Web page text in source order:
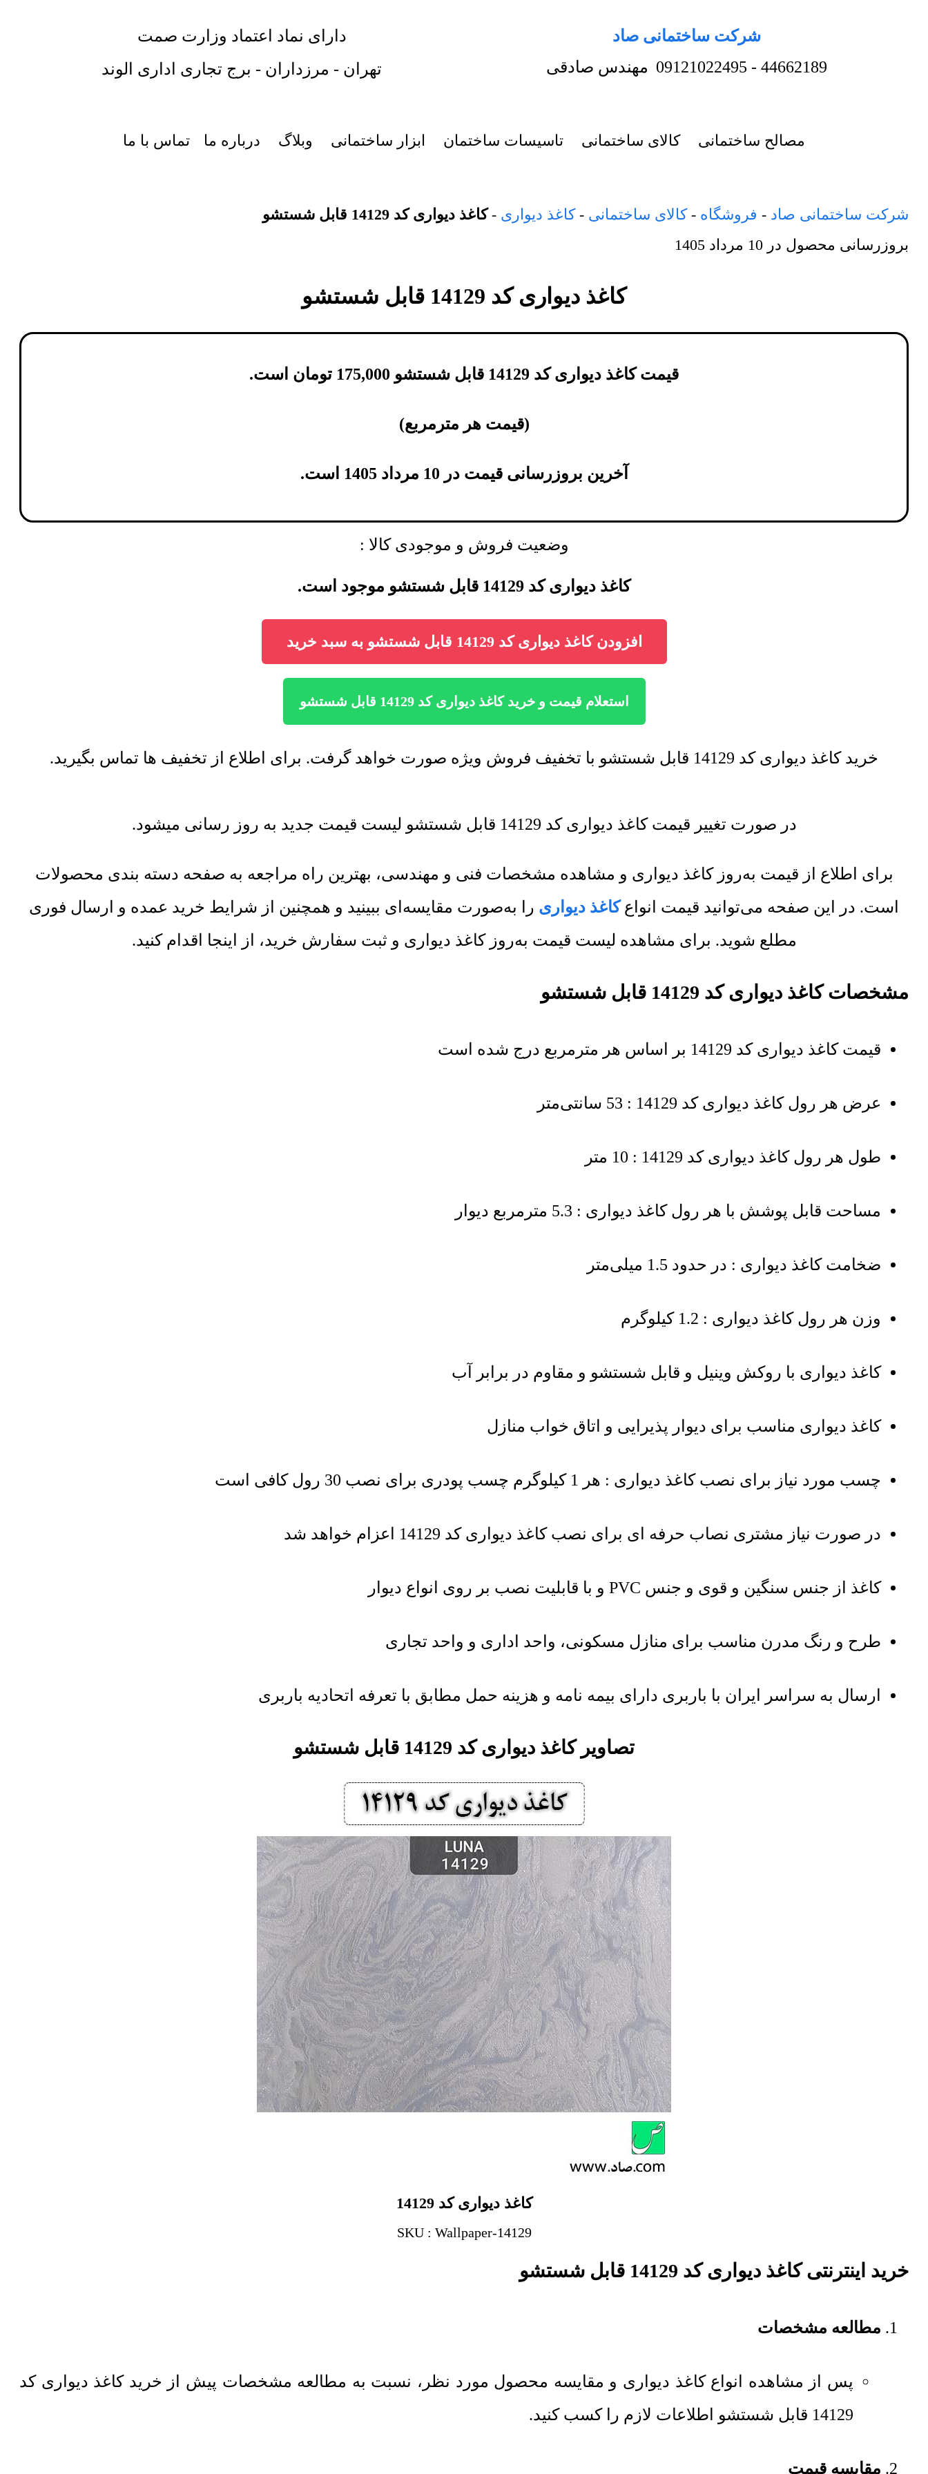
شرکت ساختمانی صاد
دارای نماد اعتماد وزارت صمت
44662189
-
09121022495 مهندس صادقی تهران - مرزداران - برج تجاری اداری الوند
مصالح ساختمانی کالای ساختمانی تاسیسات ساختمان ابزار ساختمانی وبلاگ درباره ما تماس با ما
شرکت ساختمانی صاد - فروشگاه -کالای ساختمانی -کاغذ دیواری -کاغذ دیواری کد 14129 قابل شستشو
بروزرسانی محصول در 10 مرداد 1405
کاغذ دیواری کد 14129 قابل شستشو
قیمت کاغذ دیواری کد 14129 قابل شستشو 175,000 تومان است.
(قیمت هر مترمربع)
آخرین بروزرسانی قیمت در 10 مرداد 1405 است.
وضعیت فروش و موجودی کالا :
کاغذ دیواری کد 14129 قابل شستشو موجود است.
افزودن کاغذ دیواری کد 14129 قابل شستشو به سبد خرید
استعلام قیمت و خرید کاغذ دیواری کد 14129 قابل شستشو
خرید کاغذ دیواری کد 14129 قابل شستشو با تخفیف فروش ویژه صورت خواهد گرفت. برای اطلاع از تخفیف ها تماس بگیرید.
در صورت تغییر قیمت کاغذ دیواری کد 14129 قابل شستشو لیست قیمت جدید به روز رسانی میشود.
برای اطلاع از قیمت به‌روز کاغذ دیواری و مشاهده مشخصات فنی و مهندسی، بهترین راه مراجعه به صفحه دسته بندی محصولات
است. در این صفحه می‌توانید قیمت انواعکاغذ دیواری را به‌صورت مقایسه‌ای ببینید و همچنین از شرایط خرید عمده و ارسال فوری
مطلع شوید. برای مشاهده لیست قیمت به‌روز کاغذ دیواری و ثبت سفارش خرید، از اینجا اقدام کنید.
مشخصات کاغذ دیواری کد 14129 قابل شستشو
قیمت کاغذ دیواری کد 14129 بر اساس هر مترمربع درج شده است
عرض هر رول کاغذ دیواری کد 14129 : 53 سانتی‌متر
طول هر رول کاغذ دیواری کد 14129 : 10 متر
مساحت قابل پوشش با هر رول کاغذ دیواری : 5.3 مترمربع دیوار
ضخامت کاغذ دیواری : در حدود 1.5 میلی‌متر
وزن هر رول کاغذ دیواری : 1.2 کیلوگرم
کاغذ دیواری با روکش وینیل و قابل شستشو و مقاوم در برابر آب
کاغذ دیواری مناسب برای دیوار پذیرایی و اتاق خواب منازل
چسب مورد نیاز برای نصب کاغذ دیواری : هر 1 کیلوگرم چسب پودری برای نصب 30 رول کافی است
در صورت نیاز مشتری نصاب حرفه ای برای نصب کاغذ دیواری کد 14129 اعزام خواهد شد
کاغذ از جنس سنگین و قوی و جنس PVC و با قابلیت نصب بر روی انواع دیوار
طرح و رنگ مدرن مناسب برای منازل مسکونی، واحد اداری و واحد تجاری
ارسال به سراسر ایران با باربری دارای بیمه نامه و هزینه حمل مطابق با تعرفه اتحادیه باربری
تصاویر کاغذ دیواری کد 14129 قابل شستشو
کاغذ دیواری کد 14129
SKU : Wallpaper-14129
خرید اینترنتی کاغذ دیواری کد 14129 قابل شستشو
مطالعه مشخصات
پس از مشاهده انواع کاغذ دیواری و مقایسه محصول مورد نظر، نسبت به مطالعه مشخصات پیش از خرید کاغذ دیواری کد
14129 قابل شستشو اطلاعات لازم را کسب کنید.
مقایسه قیمت